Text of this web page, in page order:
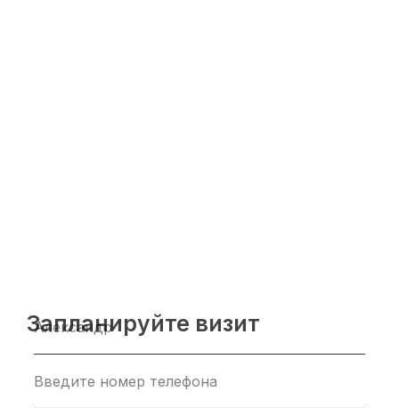
Запланируйте визит